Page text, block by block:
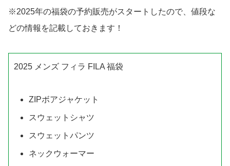
※2025年の福袋の予約販売がスタートしたので、値段な
どの情報を記載しておきます！
2025 メンズ フィラ FILA 福袋
ZIPボアジャケット
スウェットシャツ
スウェットパンツ
ネックウォーマー